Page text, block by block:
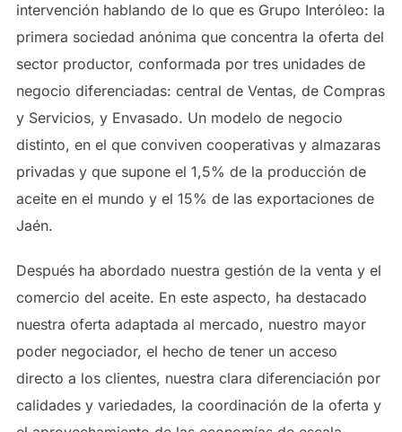
intervención hablando de lo que es Grupo Interóleo: la
primera sociedad anónima que concentra la oferta del
sector productor, conformada por tres unidades de
negocio diferenciadas: central de Ventas, de Compras
y Servicios, y Envasado. Un modelo de negocio
distinto, en el que conviven cooperativas y almazaras
privadas y que supone el 1,5% de la producción de
aceite en el mundo y el 15% de las exportaciones de
Jaén.
Después ha abordado nuestra gestión de la venta y el
comercio del aceite. En este aspecto, ha destacado
nuestra oferta adaptada al mercado, nuestro mayor
poder negociador, el hecho de tener un acceso
directo a los clientes, nuestra clara diferenciación por
calidades y variedades, la coordinación de la oferta y